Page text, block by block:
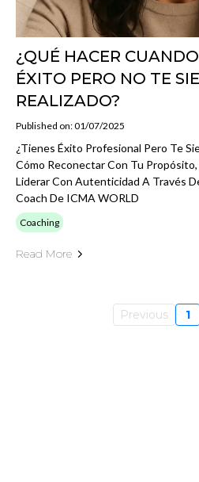
¿QUÉ HACER
ÉXITO PERO NO TE
REALIZADO?
Published on: 01/07/2025
¿Tienes Éxito Profesional Pero Te
Cómo Reconectar Con Tu
Liderar Con Autenticidad A Través
Coach De ICMA WORLD
Coaching
Read More
Previous 1